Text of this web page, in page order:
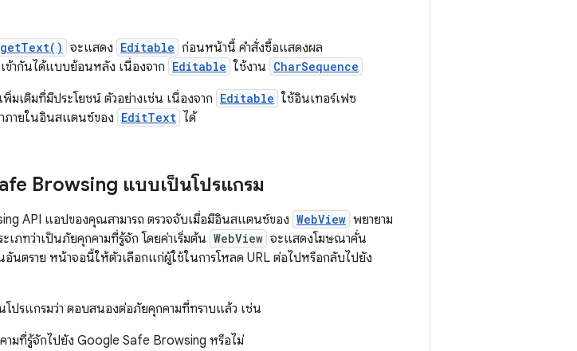
จะแสดง Editable ก่อนหน้านี้ คำสั่งซื้อแสดงผล
ข้ากันได้แบบย้อนหลัง เนื่องจาก Editable ใช้งาน CharSequence
มเติมที่มีประโยชน์ ตัวอย่างเช่น เนื่องจาก Editable ใช้อินเทอร์เฟซ
ภายในอินสแตนซ์ของ EditText ได้
Browsing แบบเป็นโปรแกรม
API แอปของคุณสามารถ ตรวจจับเมื่อมีอินสแตนซ์ของ WebView พยายาม
ภทว่าเป็นภัยคุกคามที่รู้จัก โดยค่าเริ่มต้น WebView จะแสดงโฆษณาคั่น
นตราย หน้าจอนี้ให้ตัวเลือกแก่ผู้ใช้ในการโหลด URL ต่อไปหรือกลับไปยัง
ปรแกรมว่า ตอบสนองต่อภัยคุกคามที่ทราบแล้ว เช่น
มที่รู้จักไปยัง Google Safe Browsing หรือไม่